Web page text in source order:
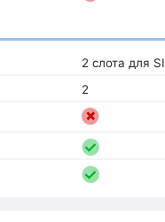
2 слота для
2